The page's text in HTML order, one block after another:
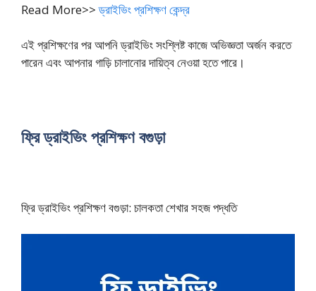
Read More>>ড্রাইভিং প্রশিক্ষণ কেন্দ্র
এই প্রশিক্ষণের পর আপনি ড্রাইভিং সংশ্লিষ্ট কাজে অভিজ্ঞতা অর্জন করতে
পারেন এবং আপনার গাড়ি চালানোর দায়িত্ব নেওয়া হতে পারে।
ফ্রি ড্রাইভিং প্রশিক্ষণ বগুড়া
ফ্রি ড্রাইভিং প্রশিক্ষণ বগুড়া: চালকতা শেখার সহজ পদ্ধতি